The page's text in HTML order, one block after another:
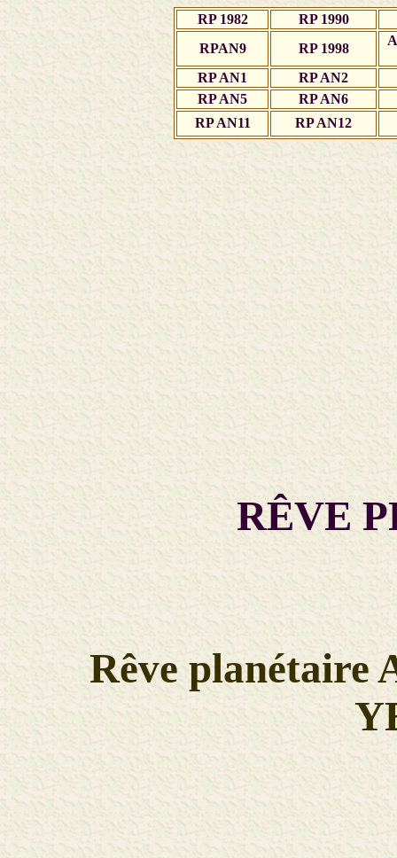
RP 1982
RP 1990
RPAN9
RP 1998
RP AN1
RP AN2
RP AN5
RP AN6
RP AN11
RP AN12
RÊVE
Rêve planétaire